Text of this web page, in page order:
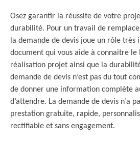
Osez garantir la réussite de votre
durabilité. Pour un travail de
la demande de devis joue un rôle très
document qui vous aide à connaitre
réalisation projet ainsi que la
demande de devis n’est pas du tout
de donner une information complète
d’attendre. La demande de devis n’a
prestation gratuite, rapide,
rectifiable et sans engagement.